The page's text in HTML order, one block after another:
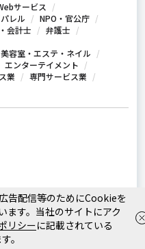
サービス
レル
NPO・官公庁
会計士
弁護士
美容室・エステ・ネイル
エンターテイメント
業
専門サービス業
のは、お客様の事業成長という
いて、現状維持は後退でしかあ
良くできるはずだ」という向上
ジへ引き上げるための最適解を
告配信等のためにCookieを
ます。当社のサイトにアク
リシーに記載されている
。